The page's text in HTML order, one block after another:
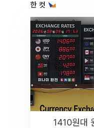
한 컷
1410원대